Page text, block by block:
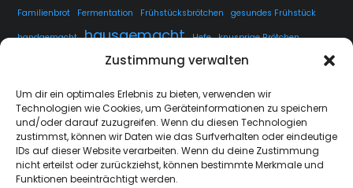
Zustimmung verwalten
Um dir ein optimales Erlebnis zu bieten, verwenden wir
Technologien wie Cookies, um Geräteinformationen zu speichern
und/oder darauf zuzugreifen. Wenn du diesen Technologien
zustimmst, können wir Daten wie das Surfverhalten oder eindeutige
IDs auf dieser Website verarbeiten. Wenn du deine Zustimmung
nicht erteilst oder zurückziehst, können bestimmte Merkmale und
Funktionen beeinträchtigt werden.
Familienbrot
Fermentation Frühstücksbrötchen gesundes Frühstück
handgemacht hausgemacht Hefe knusprige Brötchen
kuchen lange Teigführung Langzeitführung
Sauerteig fermentieren Sauerteig Rezept selbstgemacht Sesam
Weissbrot
Übernachtgare